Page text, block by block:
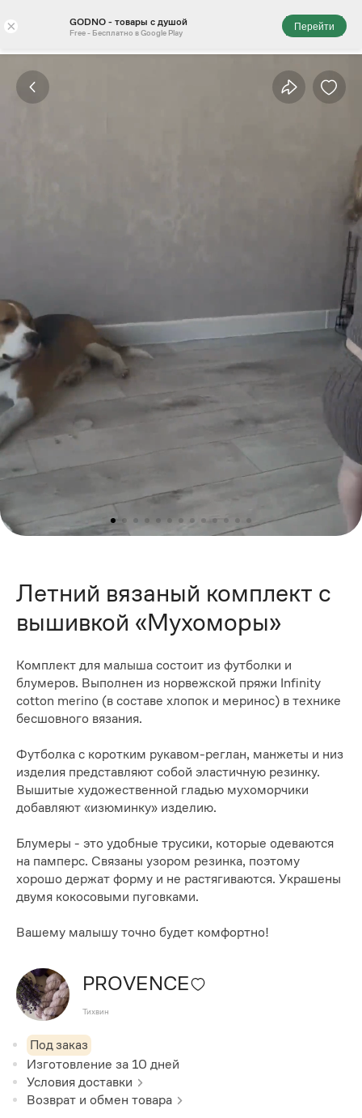
× GODNO - товары с душой
Free - Бесплатно в Google Play
Перейти
Летний вязаный комплект с
вышивкой «Мухоморы»
Комплект для малыша состоит из футболки и
блумеров. Выполнен из норвежской пряжи Infinity
cotton merino (в составе хлопок и меринос) в технике
бесшовного вязания.
Футболка с коротким рукавом-реглан, манжеты и низ
изделия представляют собой эластичную резинку.
Вышитые художественной гладью мухоморчики
добавляют «изюминку» изделию.
Блумеры - это удобные трусики, которые одеваются
на памперс. Связаны узором резинка, поэтому
хорошо держат форму и не растягиваются. Украшены
двумя кокосовыми пуговками.
Вашему малышу точно будет комфортно!
PROVENCE
Тихвин
Под заказ
Изготовление за 10 дней
Условия доставки
Возврат и обмен товара